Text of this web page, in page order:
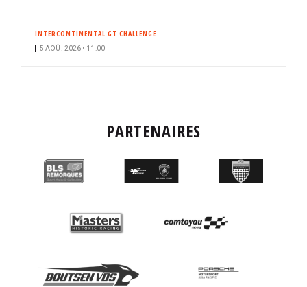
INTERCONTINENTAL GT CHALLENGE
5 AOÛ. 2026 • 11:00
PARTENAIRES